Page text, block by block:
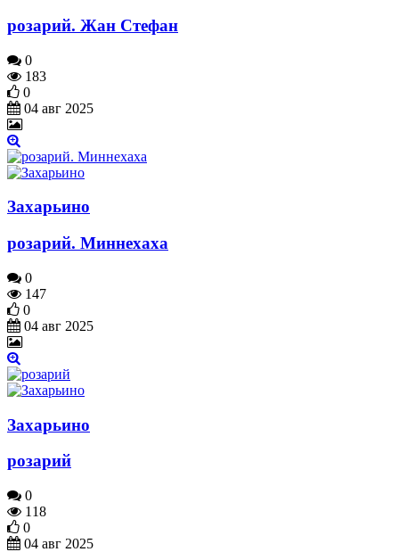
розарий. Жан Стефан
0
183
0
04 авг 2025
Захарьино
розарий. Миннехаха
0
147
0
04 авг 2025
Захарьино
розарий
0
118
0
04 авг 2025